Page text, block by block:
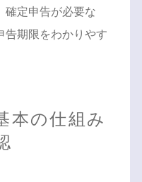
確定申告が必要な
告期限をわかりやす
本の仕組み